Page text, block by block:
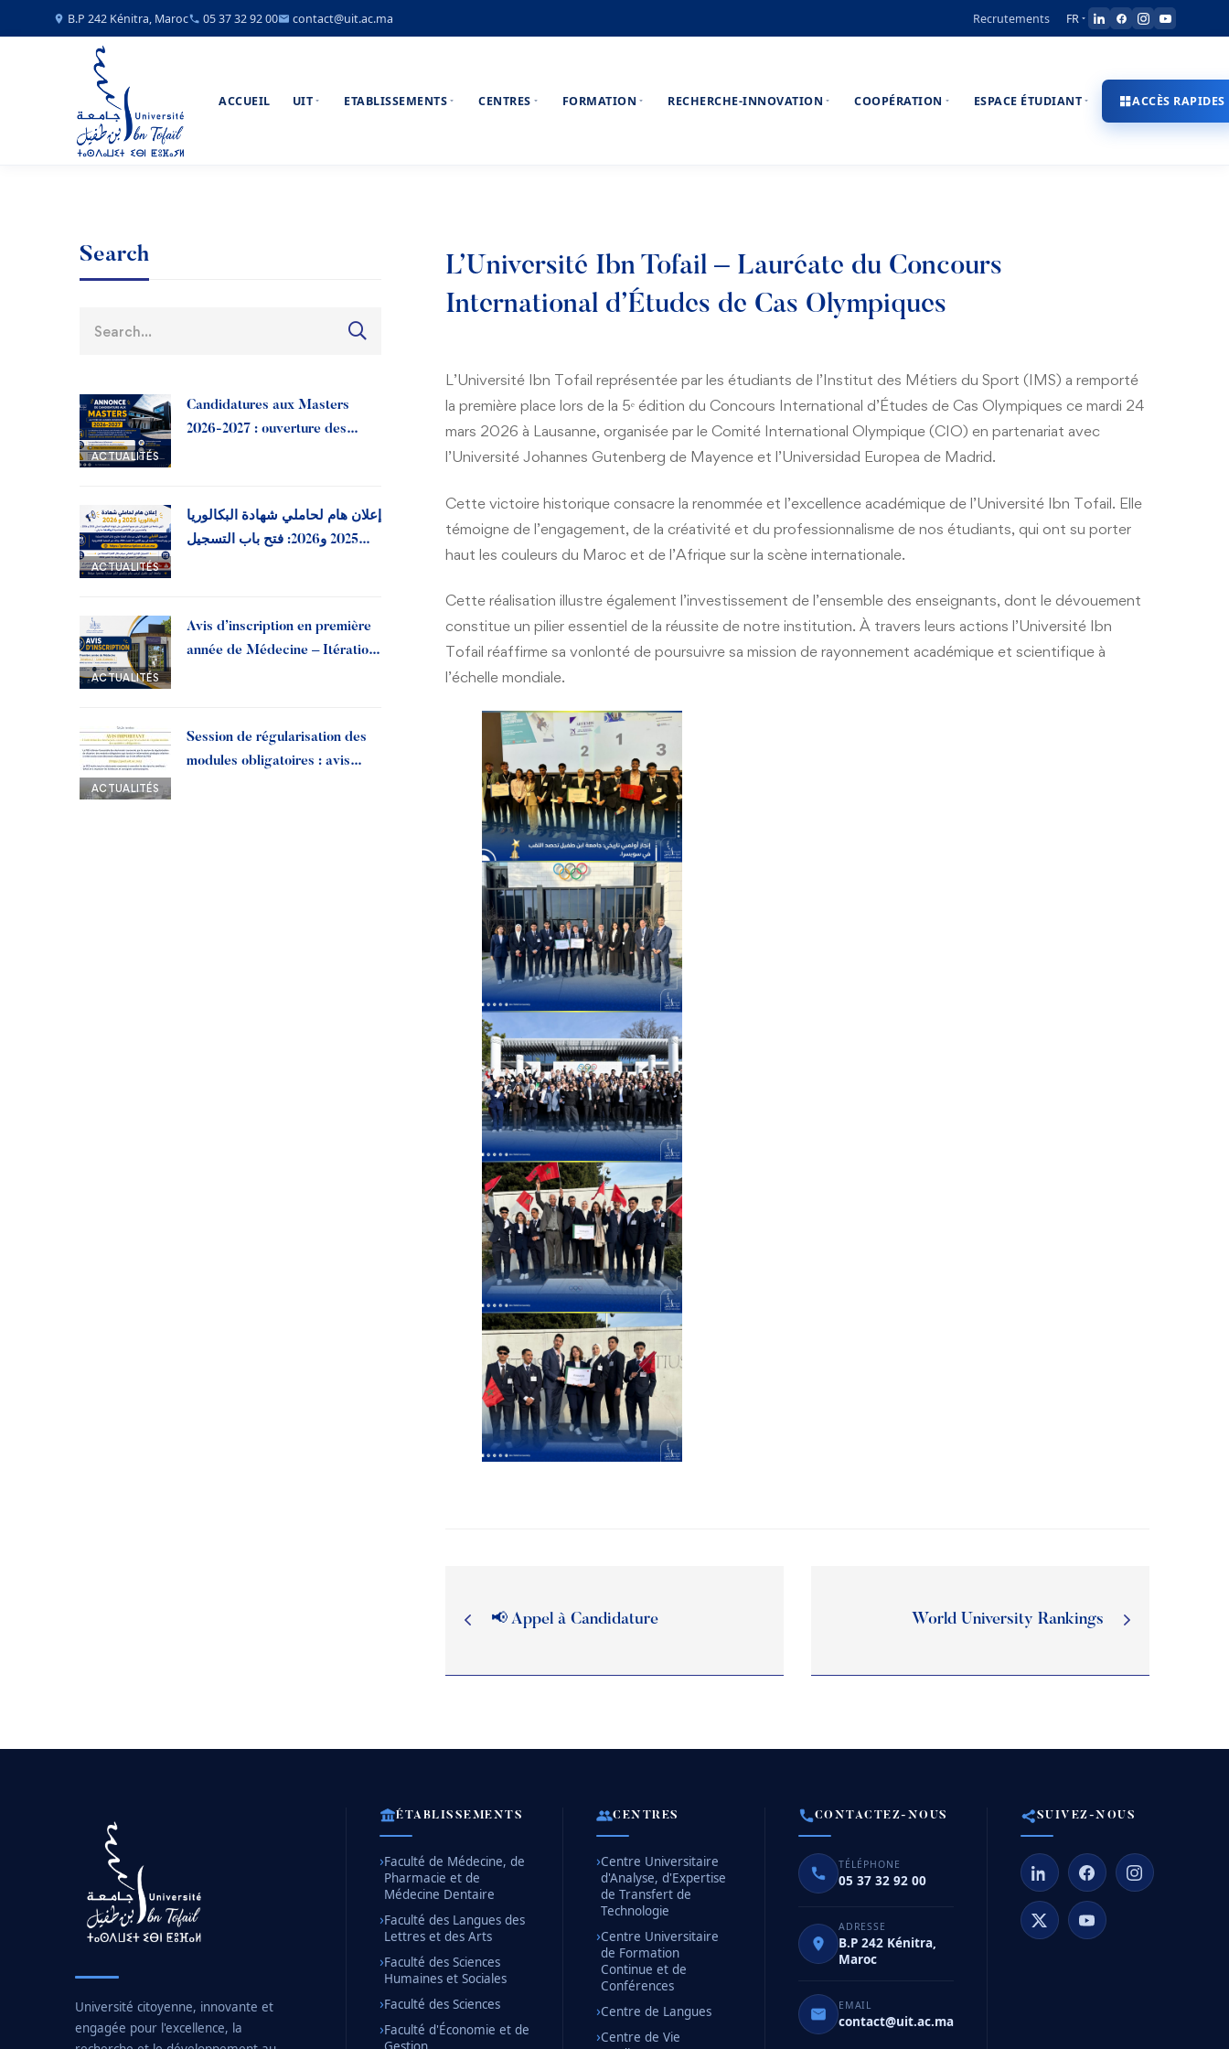
B.P 242 Kénitra, Maroc 05 37 32 92 00 contact@uit.ac.ma Recrutements FR
ACCUEIL UIT ETABLISSEMENTS CENTRES FORMATION RECHERCHE-INNOVATION COOPÉRATION ESPACE ÉTUDIANT ACCÈS RAPIDES
Search
ACTUALITÉS
Candidatures aux Masters
2026-2027 : ouverture des
ACTUALITÉS
إعلان هام لحاملي شهادة البكالوريا
2025 و2026: فتح باب التسجيل
ACTUALITÉS
Avis d’inscription en première
année de Médecine – Itération
ACTUALITÉS
Session de régularisation des
modules obligatoires : avis
L’Université Ibn Tofail – Lauréate du Concours
International d’Études de Cas Olympiques
L’Université Ibn Tofail représentée par les étudiants de l’Institut des Métiers du Sport (IMS) a remporté
la première place lors de la 5ᵉ édition du Concours International d’Études de Cas Olympiques ce mardi 24
mars 2026 à Lausanne, organisée par le Comité International Olympique (CIO) en partenariat avec
l’Université Johannes Gutenberg de Mayence et l’Universidad Europea de Madrid.
Cette victoire historique consacre la renommée et l’excellence académique de l’Université Ibn Tofail. Elle
témoigne de l’engagement, de la créativité et du professionnalisme de nos étudiants, qui ont su porter
haut les couleurs du Maroc et de l’Afrique sur la scène internationale.
Cette réalisation illustre également l’investissement de l’ensemble des enseignants, dont le dévouement
constitue un pilier essentiel de la réussite de notre institution. À travers leurs actions l’Université Ibn
Tofail réaffirme sa vonlonté de poursuivre sa mission de rayonnement académique et scientifique à
l’échelle mondiale.
📢 Appel à Candidature World University Rankings
Université citoyenne, innovante et
engagée pour l'excellence, la
ÉTABLISSEMENTS
Faculté de Médecine, de
Pharmacie et de
Médecine Dentaire
Faculté des Langues des
Lettres et des Arts
Faculté des Sciences
Humaines et Sociales
Faculté des Sciences
Faculté d'Économie et de
CENTRES
Centre Universitaire
d'Analyse, d'Expertise
de Transfert de
Technologie
Centre Universitaire
de Formation
Continue et de
Conférences
Centre de Langues
Centre de Vie
CONTACTEZ-NOUS
TÉLÉPHONE
05 37 32 92 00
ADRESSE
B.P 242 Kénitra,
Maroc
EMAIL
contact@uit.ac.ma
SUIVEZ-NOUS